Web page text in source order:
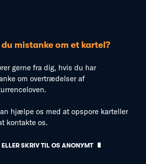
du mistanke om et kartel?
gerne fra dig, hvis du har
om overtrædelser af
hjælpe os med at opspore karteller
kontakte os.
SKRIV TIL OS ANONYMT